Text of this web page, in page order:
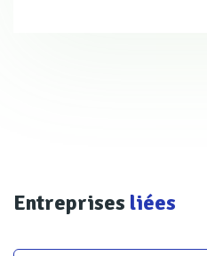
des phosphates sous forme
permet de réduire la
Entreprises liées